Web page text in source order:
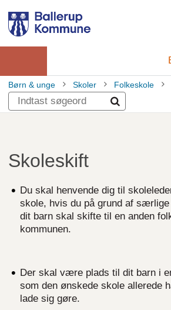
hovedindhold
Primær
navigation
Brødkrumme
Børn & unge Skoler Folkeskole
Skoleskift
Du skal henvende dig til
skole, hvis du på grund af
dit barn skal skifte til en anden
kommunen.
Der skal være plads til dit barn i
som den ønskede skole allerede
lade sig gøre.